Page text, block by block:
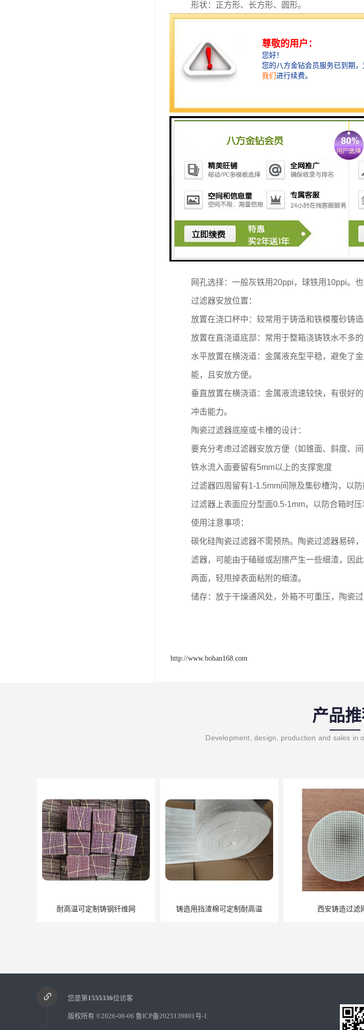
形状：正方形、长方形、圆形。
圆形尺寸范围：直径40mm-直径360mm
厚度尺寸范围： 11mm-40mm 。
尺寸公差可控制在上下偏差2mm 范围内，由于
陶瓷过滤器尺寸和网孔：
考虑金属液洁净程度和浇注温度
以满足浇铸
尽量使用开放式的浇铸系统 ,避免卷气
根据过滤能力和浇铸时间要求计算选择过滤器
碳化硅泡沫陶瓷器过滤能力（Kg/cm²）：
灰铁:4.0
球铁:2.0
合金铸铁:1.0-2.0
网孔选择：一般灰铁用 20ppi ，球铁用 10ppi。
过滤器安放位置：
放置在浇口杯中：较常用于铸造和铁模覆砂铸造
放置在直浇道底部：常用于整箱浇铸铁水不多
水平放置在横浇道：金属液充型平稳，避免了
能，且安放方便。
垂直放置在横浇道：金属液流速较快，有很好
冲击能力。
陶瓷过滤器底座或卡槽的设计：
要充分考虑过滤器安放方便（如锥面、斜度、
铁水流入面要留有5mm以上的支撑宽度
过滤器四周留有1-1.5mm间隙及集砂槽沟，以
过滤器上表面应分型面0.5-1mm，以防合箱时
使用注意事项：
碳化硅陶瓷过滤器不需预热。陶瓷过滤器易碎
滤器，可能由于磕碰或刮擦产生一些细渣，因
两面，轻甩掉表面粘附的细渣。
储存：放于干燥通风处，外箱不可重压，陶瓷
http://www.bohan168.com
产品
Development, design, production and sales in
耐高温可定制铸钢纤维网 铸造用挡渣棉可定制耐高温 西安铸造过滤
您是第1555336位访客
版权所有 ©2026-08-06 鲁ICP备2025139801号-1